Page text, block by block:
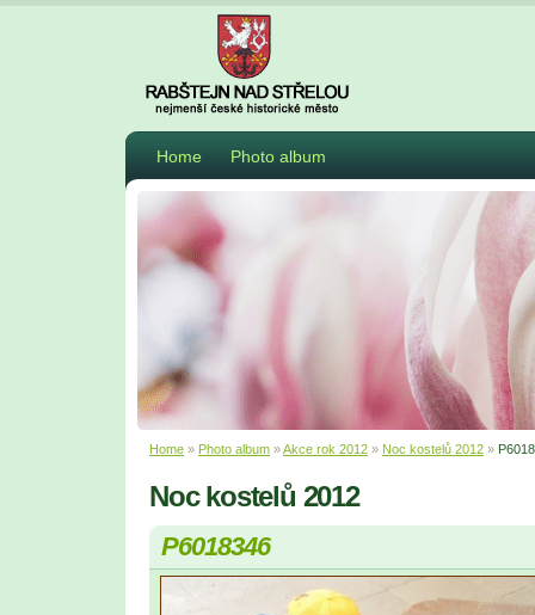
Home Photo album
Home » Photo album »Akce rok 2012 » Noc kostelů 2012 »
Noc kostelů 2012
P6018346